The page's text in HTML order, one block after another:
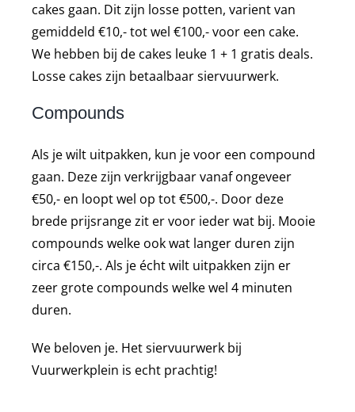
cakes gaan. Dit zijn losse potten, varient van
gemiddeld €10,- tot wel €100,- voor een cake.
We hebben bij de cakes leuke 1 + 1 gratis deals.
Losse cakes zijn betaalbaar siervuurwerk.
Compounds
Als je wilt uitpakken, kun je voor een compound
gaan. Deze zijn verkrijgbaar vanaf ongeveer
€50,- en loopt wel op tot €500,-. Door deze
brede prijsrange zit er voor ieder wat bij. Mooie
compounds welke ook wat langer duren zijn
circa €150,-. Als je écht wilt uitpakken zijn er
zeer grote compounds welke wel 4 minuten
duren.
We beloven je. Het siervuurwerk bij
Vuurwerkplein is echt prachtig!